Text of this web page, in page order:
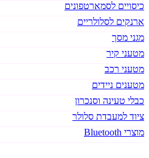
כיסויים לסמארטפונים
ארנקים לסלולריים
מגני מסך
מטעני קיר
מטעני רכב
מטענים ניידים
כבלי טעינה וסנכרון
ציוד למעבדת סלולר
מוצרי Bluetooth